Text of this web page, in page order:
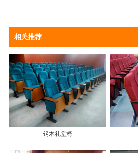
相关推荐
钢木礼堂椅